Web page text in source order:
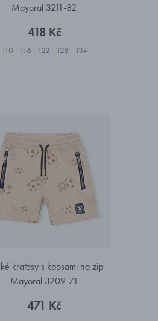
Mayoral 3211-82
418 Kč
110 116 122 128 134
kraťasy s kapsami na zip
Mayoral 3209-71
471 Kč